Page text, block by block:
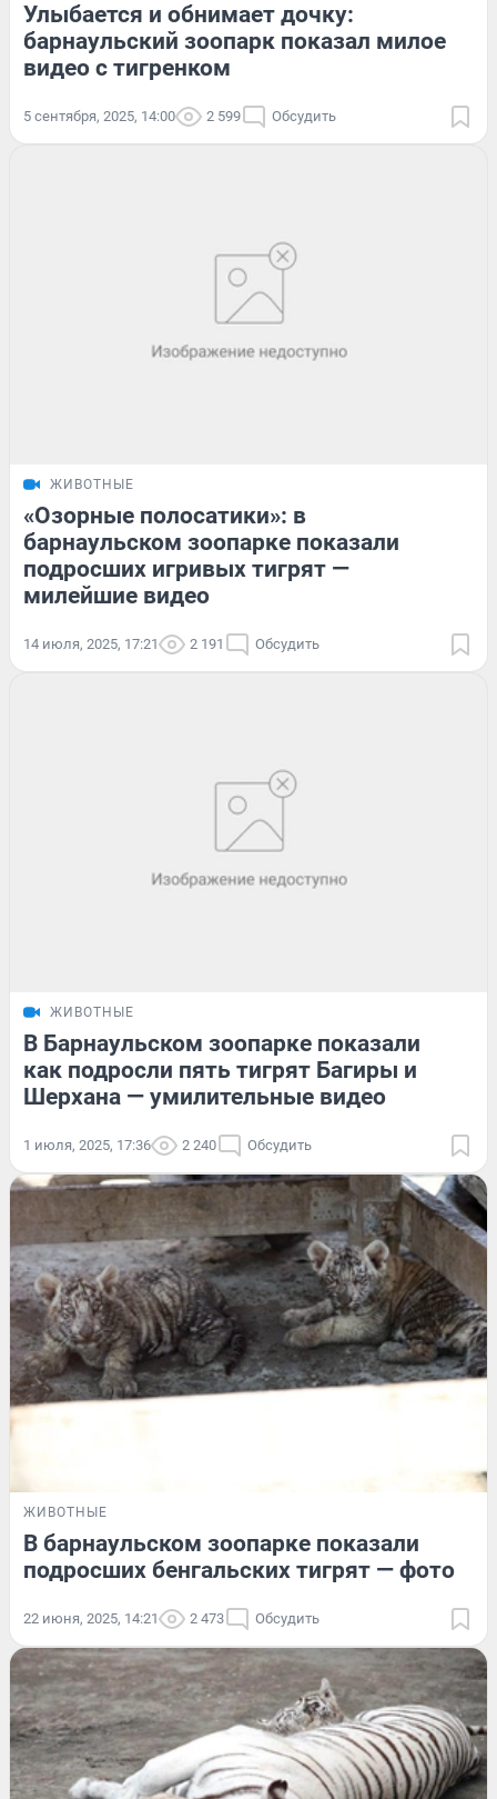
Улыбается и обнимает дочку:
барнаульский зоопарк показал милое
видео с тигренком
5 сентября, 2025, 14:00 2 599 Обсудить
ЖИВОТНЫЕ
«Озорные полосатики»: в
барнаульском зоопарке показали
подросших игривых тигрят —
милейшие видео
14 июля, 2025, 17:21 2 191 Обсудить
ЖИВОТНЫЕ
В Барнаульском зоопарке показали
как подросли пять тигрят Багиры и
Шерхана — умилительные видео
1 июля, 2025, 17:36 2 240 Обсудить
ЖИВОТНЫЕ
В барнаульском зоопарке показали
подросших бенгальских тигрят — фото
22 июня, 2025, 14:21 2 473 Обсудить